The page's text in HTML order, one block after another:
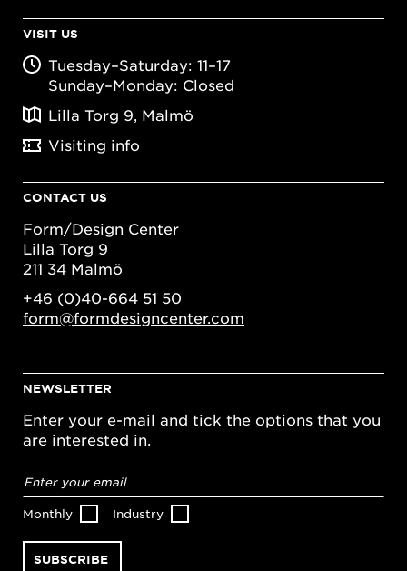
VISIT US
Tuesday–Saturday: 11–17
Sunday–Monday: Closed
Lilla Torg 9, Malmö
Visiting info
CONTACT US
Form/Design Center
Lilla Torg 9
211 34 Malmö
+46 (0)40-664 51 50
form@formdesigncenter.com
NEWSLETTER
Enter your e-mail and tick the options that you
are interested in.
address*
Monthly Industry